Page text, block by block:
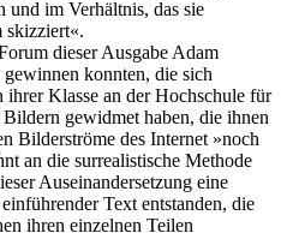
im Verhältnis, das sie
skizziert«.
dieser Ausgabe Adam
konnten, die sich
ihrer Klasse an der Hochschule für
gewidmet haben, die ihnen
Bilderströme des Internet »noch
an die surrealistische Methode
Auseinandersetzung eine
Text entstanden, die
ihren einzelnen Teilen